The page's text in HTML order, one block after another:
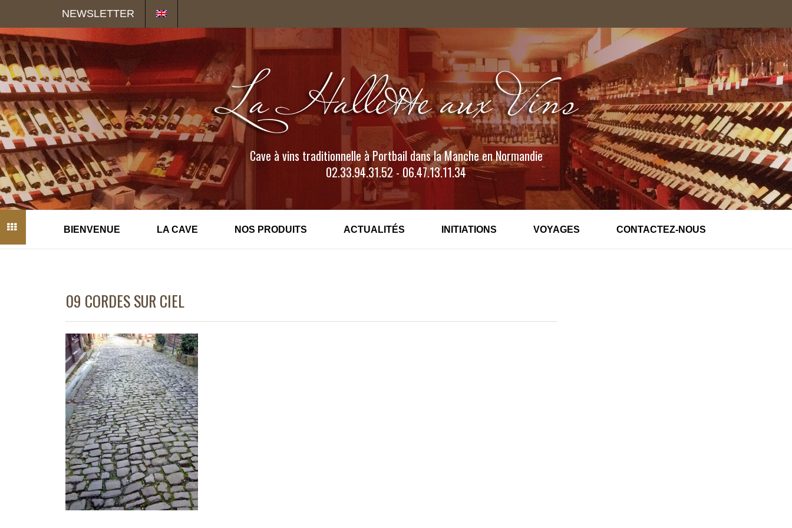
NEWSLETTER
Cave à vins traditionnelle à Portbail dans la Manche en Normandie
02.33.94.31.52 - 06.47.13.11.34
BIENVENUE LA CAVE NOS PRODUITS ACTUALITÉS INITIATIONS VOYAGES CONTACTEZ-NOUS
09 CORDES SUR CIEL
Panneau de gestion des cookies